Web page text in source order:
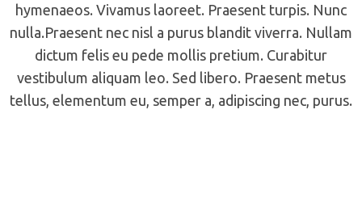
hymenaeos. Vivamus laoreet. Praesent turpis. Nunc
nulla.Praesent nec nisl a purus blandit viverra. Nullam
dictum felis eu pede mollis pretium. Curabitur
vestibulum aliquam leo. Sed libero. Praesent metus
tellus, elementum eu, semper a, adipiscing nec, purus.